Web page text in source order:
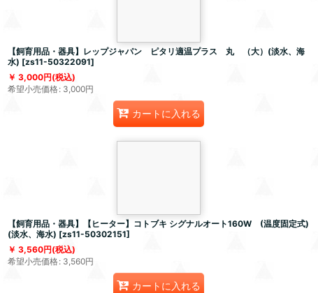
【飼育用品・器具】レップジャパン ピタリ適温プラス 丸 （大）(淡水、海
水) [zs11-50322091]
3,000円(税込)
希望小売価格: 3,000円
カートに入れる
【飼育用品・器具】【ヒーター】コトブキ シグナルオート160W (温度固定式)
(淡水、海水) [zs11-50302151]
3,560円(税込)
希望小売価格: 3,560円
カートに入れる